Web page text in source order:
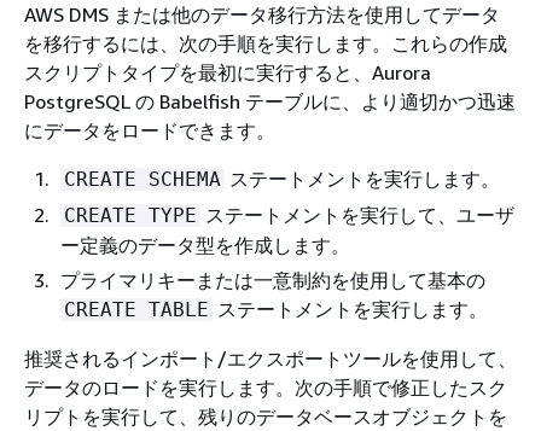
AWS DMS または他のデータ移行方法を使用してデータ
を移行するには、次の手順を実行します。これらの作成
スクリプトタイプを最初に実行すると、Aurora
PostgreSQL の Babelfish テーブルに、より適切かつ迅速
にデータをロードできます。
CREATE SCHEMA ステートメントを実行します。
CREATE TYPE ステートメントを実行して、ユーザ
ー定義のデータ型を作成します。
プライマリキーまたは一意制約を使用して基本の
CREATE TABLE ステートメントを実行します。
推奨されるインポート/エクスポートツールを使用して、
データのロードを実行します。次の手順で修正したスク
リプトを実行して、残りのデータベースオブジェクトを